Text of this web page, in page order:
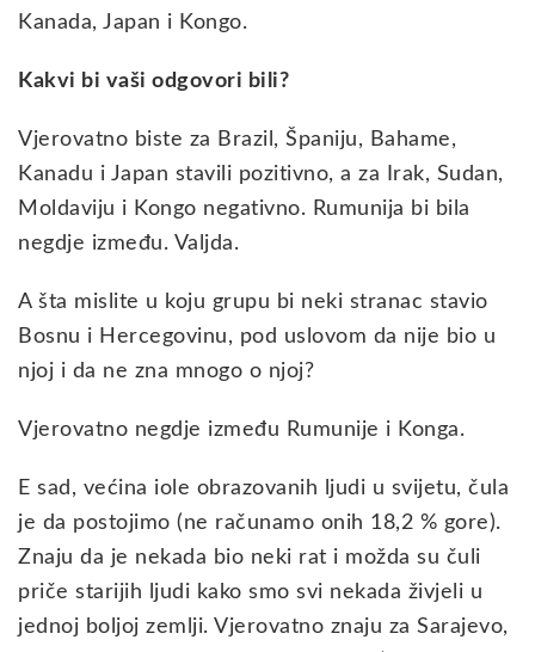
Kanada, Japan i Kongo.
Kakvi bi vaši odgovori bili?
Vjerovatno biste za Brazil, Španiju, Bahame,
Kanadu i Japan stavili pozitivno, a za Irak, Sudan,
Moldaviju i Kongo negativno. Rumunija bi bila
negdje između. Valjda.
A šta mislite u koju grupu bi neki stranac stavio
Bosnu i Hercegovinu, pod uslovom da nije bio u
njoj i da ne zna mnogo o njoj?
Vjerovatno negdje između Rumunije i Konga.
E sad, većina iole obrazovanih ljudi u svijetu, čula
je da postojimo (ne računamo onih 18,2 % gore).
Znaju da je nekada bio neki rat i možda su čuli
priče starijih ljudi kako smo svi nekada živjeli u
jednoj boljoj zemlji. Vjerovatno znaju za Sarajevo,